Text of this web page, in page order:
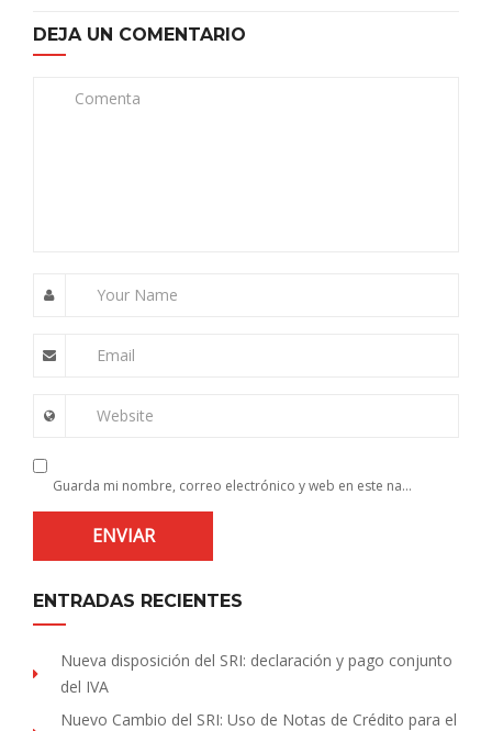
DEJA UN COMENTARIO
Comenta
Your Name
Email
Website
Guarda mi nombre, correo electrónico y web en este navegador para la próxima vez que comente.
ENTRADAS RECIENTES
Nueva disposición del SRI: declaración y pago conjunto
del IVA
Nuevo Cambio del SRI: Uso de Notas de Crédito para el